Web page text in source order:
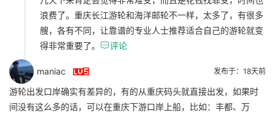
浪费了。重庆长江游轮和海洋邮轮不一样，太多了，有很多
艘，各有不同，让靠谱的专业人士推荐适合自己的游轮就变
得非常重要了。 评论
maniac  发布于：18天前
游轮出发口岸确实有差异的，有的从重庆码头就直接出发，如果时
间没有这么多的话，可以在重庆下游口岸上船，比如：丰都、万